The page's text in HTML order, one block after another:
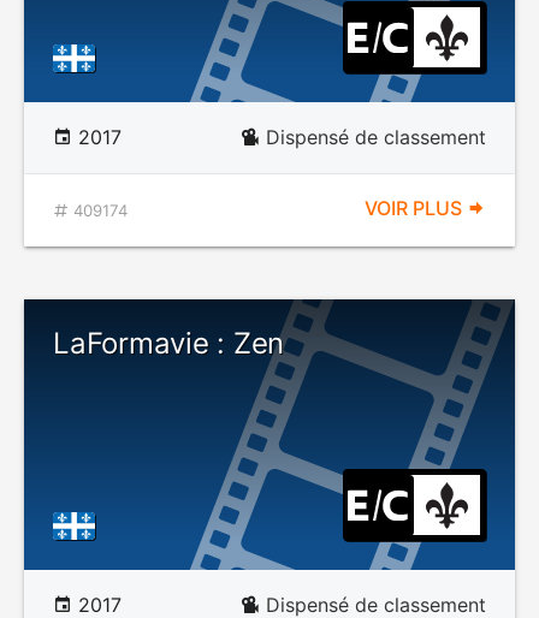
2017 Dispensé de classement
409174 VOIR PLUS
LaFormavie : Zen
2017 Dispensé de classement